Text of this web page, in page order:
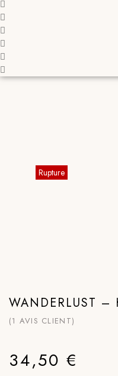
WANDERLUST –
(1 AVIS CLIENT)
34,50 €